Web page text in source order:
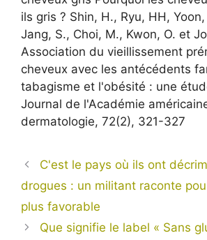
ils gris ? Shin, H., Ryu, HH,
Jang, S., Choi, M., Kwon, O. et
Association du vieillissement
cheveux avec les antécédents
tabagisme et l'obésité : une
Journal de l'Académie
dermatologie, 72(2), 321-327
C'est le pays où ils ont
drogues : un militant raconte
plus favorable
Que signifie le label « Sans